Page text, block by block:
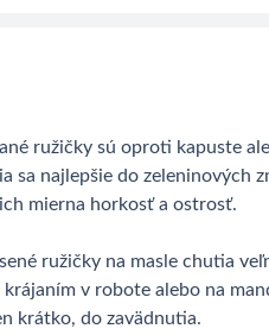
ružičky sú oproti kapuste
sa najlepšie do zeleninových
mierna horkosť a ostrosť.
ružičky na masle chutia
v robote alebo na
krátko, do zavädnutia.